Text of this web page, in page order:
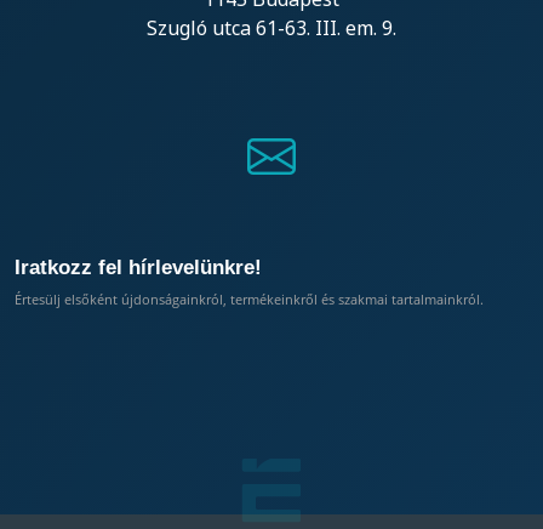
Szugló utca 61-63. III. em. 9.
Iratkozz fel hírlevelünkre!
Értesülj elsőként újdonságainkról, termékeinkről és szakmai tartalmainkról.